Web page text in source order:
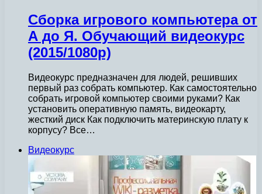
Сборка игрового компьютера от
А до Я. Обучающий видеокурс
(2015/1080p)
Видеокурс предназначен для людей, решивших
первый раз собрать компьютер. Как самостоятельно
собрать игровой компьютер своими руками? Как
установить оперативную память, видеокарту,
жесткий диск Как подключить материнскую плату к
корпусу? Все…
Видеокурс